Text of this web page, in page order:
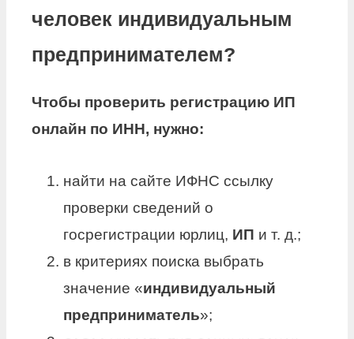
человек индивидуальным
предпринимателем?
Чтобы проверить регистрацию ИП
онлайн по ИНН, нужно:
найти на сайте ИФНС ссылку
проверки сведений о
госрегистрации юрлиц, ИП и т. д.;
в критериях поиска выбрать
значение «индивидуальный
предприниматель»;